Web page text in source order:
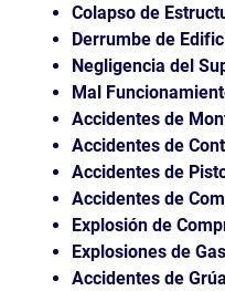
Colapso de
Derrumbe de
Negligencia del
Mal
Accidentes de
Accidentes de
Accidentes de
Accidentes de
Explosión de
Explosiones de Gas
Accidentes de Grúa